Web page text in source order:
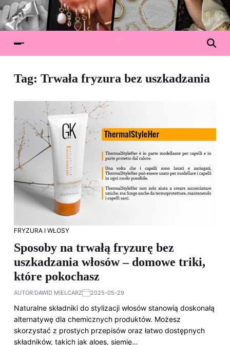
Tag: Trwała fryzura bez uszkadzania
FRYZURA I WŁOSY
Sposoby na trwałą fryzurę bez
uszkadzania włosów – domowe triki,
które pokochasz
AUTOR:DAWID MIELCARZ 2025-05-29
Naturalne składniki do stylizacji włosów stanowią doskonałą
alternatywę dla chemicznych produktów. Możesz
skorzystać z prostych przepisów oraz łatwo dostępnych
składników, takich jak aloes, siemię…